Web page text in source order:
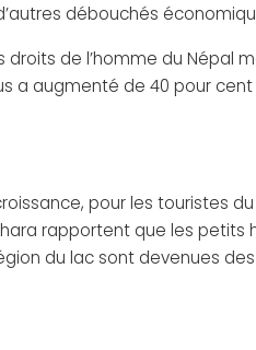
débouchés
de l’homme du Népal
a augmenté de 40 pour
pour les touristes
rapportent que les petits
du lac sont devenues